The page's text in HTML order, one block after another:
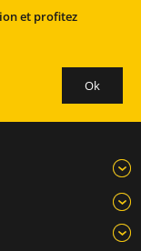
et profitez